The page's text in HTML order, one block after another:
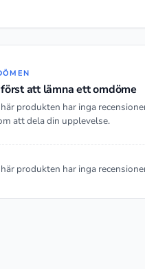
att lämna ett omdöme
produkten har inga
att dela din upplevelse.
produkten har inga